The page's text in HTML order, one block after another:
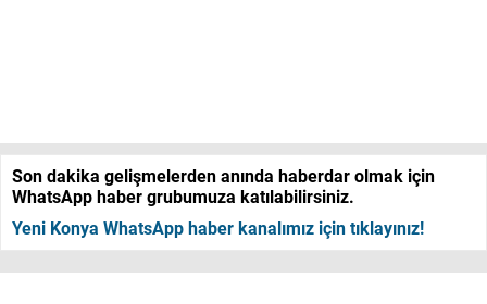
Son dakika gelişmelerden anında haberdar olmak için
WhatsApp haber grubumuza katılabilirsiniz.
Yeni Konya WhatsApp haber kanalımız için tıklayınız!